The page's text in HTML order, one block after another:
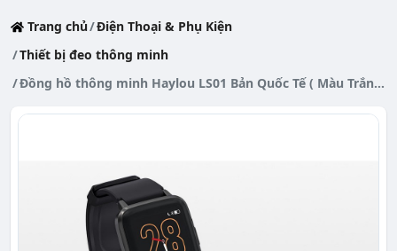
Tìm mua sản phẩm giá rẻ nhất
Trang chủ Điện Thoại & Phụ Kiện
Thiết bị đeo thông minh
Đồng hồ thông minh Haylou LS01 Bản Quốc Tế ( Màu Trắng )